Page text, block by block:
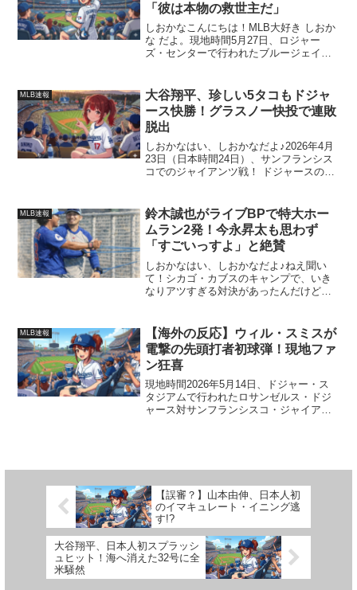
「彼は本物の救世主だ」
しおかなこんにちは！MLB大好き しおか
な だよ。現地時間5月27日、ロジャー
ズ・センターで行われたブルージェイズ
れたよ！同点で迎えた6回、チームを勝利
に導く劇的な決勝...
MLB速報
大谷翔平、珍しい5タコもドジャ
ース快勝！グラスノー快投で連敗
脱出
しおかなはい、しおかなだよ♪2026年4月
23日（日本時間24日）、サンフランシス
コでのジャイアンツ戦！ ドジャースの我
珍しい結果になっちゃった…。相手のエ
ース、ウェ...
MLB速報
鈴木誠也がライブBPで特大ホー
ムラン2発！今永昇太も思わず
「すごいっすよ」と絶賛
しおかなはい、しおかなだよ♪ねえ聞い
て！シカゴ・カブスのキャンプで、いき
なりアツすぎる対決があったんだけど🔥
から“特大弾”ってどういうこと！？最初の
対戦で、今永...
MLB速報
【海外の反応】ウィル・スミスが
電撃の先頭打者初球弾！現地ファ
ン狂喜
現地時間2026年5月14日、ドジャー・ス
タジアムで行われたロサンゼルス・ドジ
ャース対サンフランシスコ・ジャイアン
【誤審？】山本由伸、日本人初
のイマキュレート・イニング逃
す!?
大谷翔平、日本人初スプラッシ
ュヒット！海へ消えた32号に全
米騒然